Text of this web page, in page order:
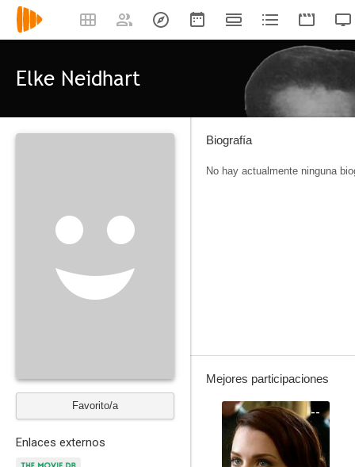
Elke Neidhart
Favorito/a
Enlaces externos
Biografía
No hay actualmente ninguna
Mejores participaciones
--